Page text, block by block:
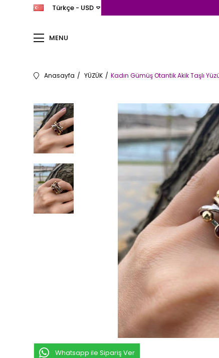
MENU
Türkçe - USD
Anasayfa YÜZÜK Kadın Gümüş Otantik Akik Taşlı
Whatsapp ile Sipariş Ver